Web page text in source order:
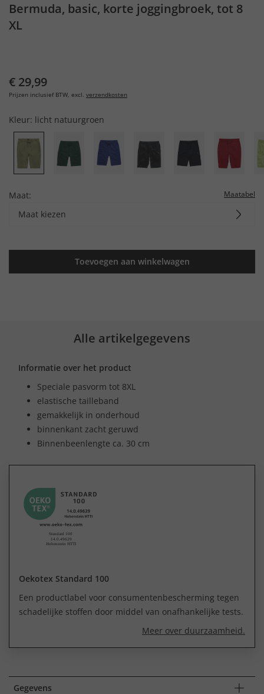
Bermuda, basic, korte joggingbroek, tot 8
XL
€ 29,99
Prijzen inclusief BTW, excl. verzendkosten
Kleur: licht natuurgroen
Maat: Maatabel
Maat kiezen
Toevoegen aan winkelwagen
Alle artikelgegevens
Informatie over het product
Speciale pasvorm tot 8XL
elastische tailleband
gemakkelijk in onderhoud
binnenkant zacht geruwd
Binnenbeenlengte ca. 30 cm
Oekotex Standard 100
Een productlabel voor consumentenbescherming tegen
schadelijke stoffen door middel van onafhankelijke tests.
Meer over duurzaamheid.
Gegevens